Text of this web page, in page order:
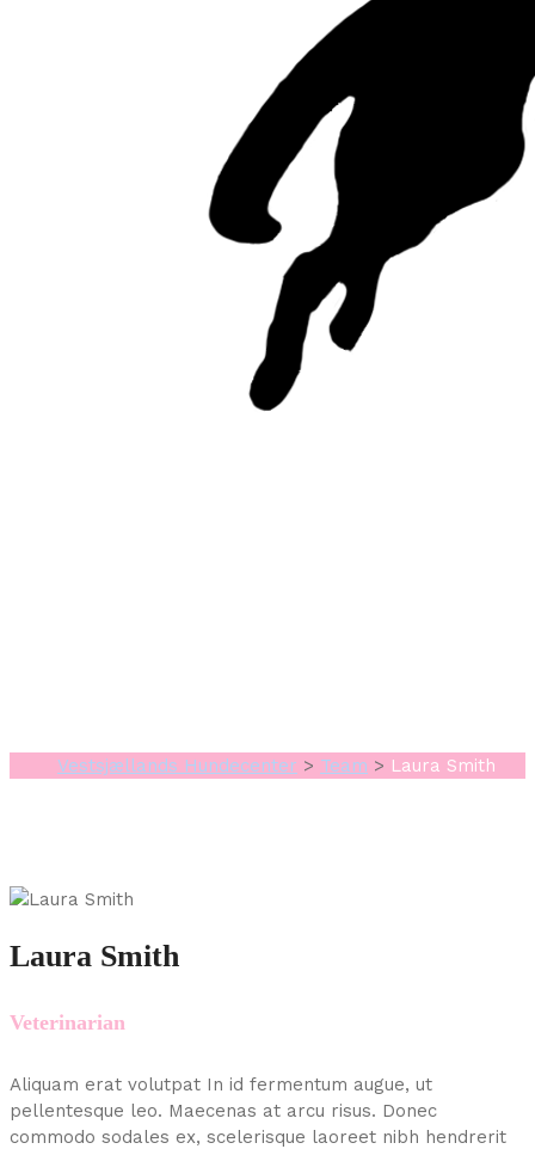
Vestsjællands Hundecenter > Team > Laura Smith
Laura Smith
Veterinarian
Aliquam erat volutpat In id fermentum augue, ut
pellentesque leo. Maecenas at arcu risus. Donec
commodo sodales ex, scelerisque laoreet nibh hendrerit